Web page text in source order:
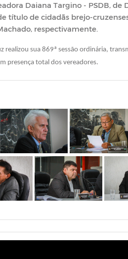
Daiana Targino - PSDB, de
título de cidadãs brejo-
respectivamente.
realizou sua 869ª sessão ordinária,
presença total dos vereadores.